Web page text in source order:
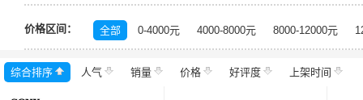
富士施乐/Fuji Xerox
华硕/ASUS 戴尔/DELL
三
飞利浦/PHILIPS
TCL 长虹/CHANGHONG
索
理光/RICOH
大华/dahua 奔图/PANTUM
金典/
齐心/Comix
科密/comet 希沃/seewo
中福/
价格区间： 全部 0-4000元 4000-8000元 8000-12000元
综合排序 人气 销量 价格 好评度 上架时间